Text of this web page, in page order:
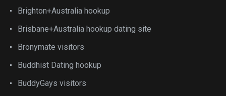
Brighton+Australia hookup
Brisbane+Australia hookup dating site
Bronymate visitors
Buddhist Dating hookup
BuddyGays visitors